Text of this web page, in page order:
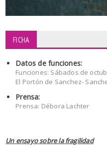
FICHA
Datos de funciones:
Funciones: Sábados de
El Portón de Sanchez-
Prensa:
Prensa: Débora Lachter
Un ensayo sobre la fragilidad